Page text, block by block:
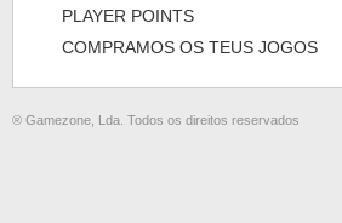
PLAYER POINTS
COMPRAMOS OS TEUS JOGOS
® Gamezone, Lda. Todos os direitos reservados